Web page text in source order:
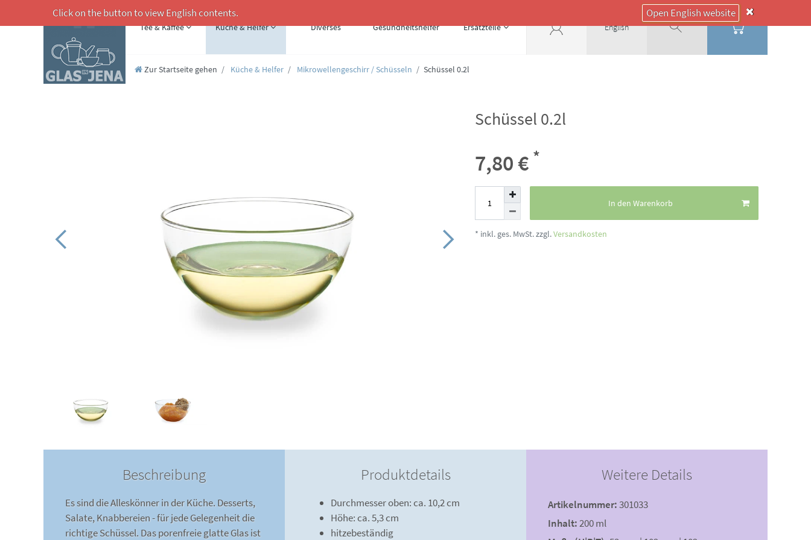
Tee & Kaffee Küche & Helfer Diverses Gesundheitshelfer Ersatzteile English
Click on the button to view English contents. Open English website
Zur Startseite gehen Küche & Helfer Mikrowellengeschirr / Schüsseln Schüssel 0.2l
Schüssel 0.2l
7,80 € *
In den Warenkorb
* inkl. ges. MwSt. zzgl.Versandkosten
Beschreibung
Es sind die Alleskönner in der Küche. Desserts,
Salate, Knabbereien - für jede Gelegenheit die
richtige Schüssel. Das porenfreie glatte Glas ist
Produktdetails
Durchmesser oben: ca. 10,2 cm
Höhe: ca. 5,3 cm
hitzebeständig
Weitere Details
Artikelnummer:301033
Inhalt:200 ml